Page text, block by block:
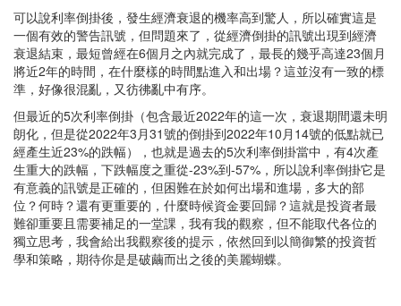
可以說利率倒掛後，發生經濟衰退的機率高到驚人，所以確實這是
一個有效的警告訊號，但問題來了，從經濟倒掛的訊號出現到經濟
衰退結束，最短曾經在6個月之內就完成了，最長的幾乎高達23個月
將近2年的時間，在什麼樣的時間點進入和出場？這並沒有一致的標
準，好像很混亂，又彷彿亂中有序。
但最近的5次利率倒掛（包含最近2022年的這一次，衰退期間還未明
朗化，但是從2022年3月31號的倒掛到2022年10月14號的低點就已
經產生近23%的跌幅），也就是過去的5次利率倒掛當中，有4次產
生重大的跌幅，下跌幅度之重從-23%到-57%，所以說利率倒掛它是
有意義的訊號是正確的，但困難在於如何出場和進場，多大的部
位？何時？還有更重要的，什麼時候資金要回歸？這就是投資者最
難卻重要且需要補足的一堂課，我有我的觀察，但不能取代各位的
獨立思考，我會給出我觀察後的提示，依然回到以簡御繁的投資哲
學和策略，期待你是是破繭而出之後的美麗蝴蝶。